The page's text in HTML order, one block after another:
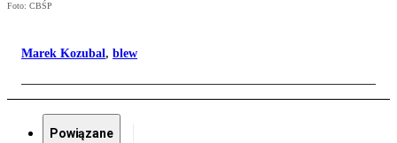
Foto: CBŚP
Marek Kozubal, blew
Powiązane